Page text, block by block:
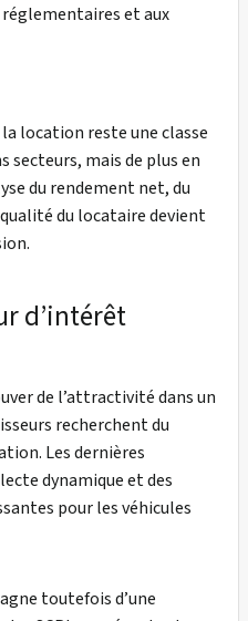
et aux
location reste une classe
secteurs, mais de plus en
du rendement net, du
du locataire devient
d’intérêt
de l’attractivité dans un
recherchent du
Les dernières
dynamique et des
pour les véhicules
toutefois d’une